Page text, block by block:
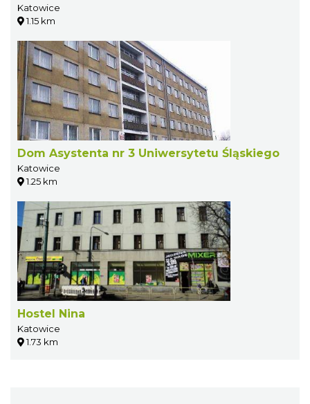
Katowice
1.15 km
Dom Asystenta nr 3 Uniwersytetu Śląskiego
Katowice
1.25 km
Hostel Nina
Katowice
1.73 km